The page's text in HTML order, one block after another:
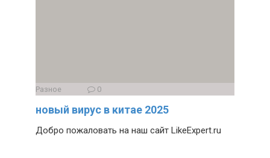
Разное 0
новый вирус в китае 2025
Добро пожаловать на наш сайт LikeExpert.ru